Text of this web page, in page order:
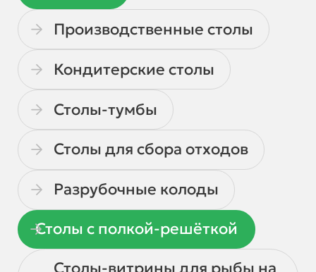
Производственные столы
Кондитерские столы
Столы-тумбы
Столы для сбора отходов
Разрубочные колоды
Столы с полкой-решёткой